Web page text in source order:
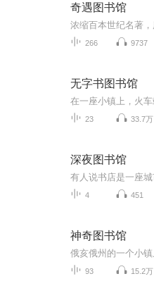
奇遇图书馆
266 9737
无字书图书馆
23 33.7万
深夜图书馆
4 451
神奇图书馆
93 15.2万